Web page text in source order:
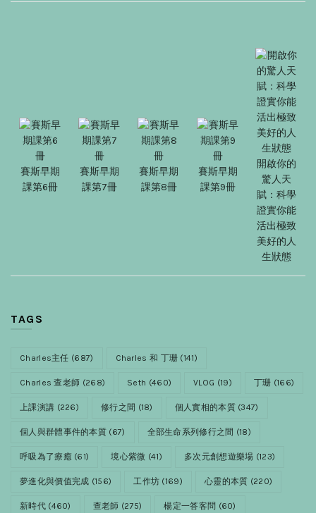
賽斯早期
課第6冊
賽斯早期
課第7冊
賽斯早期
課第8冊
賽斯早期
課第9冊
開啟你的
驚人天
賦：科學
證實你能
活出極致
美好的人
生狀態
TAGS
Charles主任 (687) Charles 和 丁珊 (141)
Charles 查老師 (268) Seth (460) VLOG (19) 丁珊 (166)
上課演講 (226) 修行之間 (18) 個人實相的本質(347)
個人與群體事件的本質 (67) 全部生命系列修行之間 (18)
呼吸為了療癒 (61) 境心紫微 (41) 多次元創想遊樂場 (123)
夢進化與價值完成 (156) 工作坊 (169) 心靈的本質 (220)
新時代(460) 查老師 (275) 楊定一答客問 (60)